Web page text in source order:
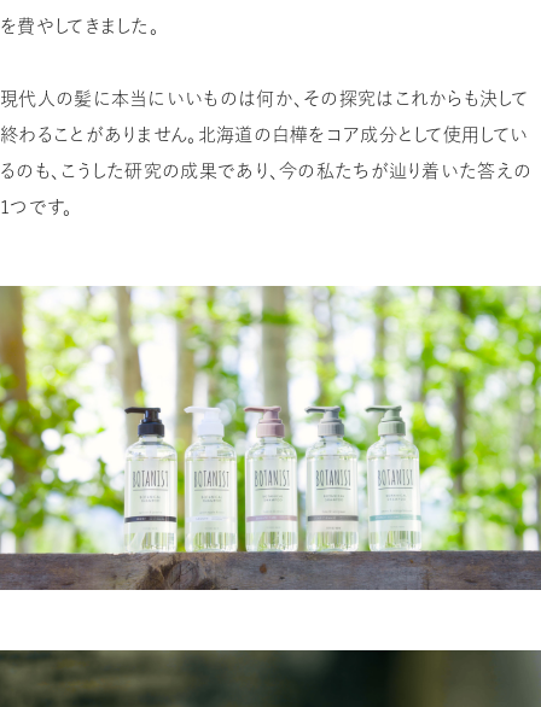
を費やしてきました。
現代人の髪に本当にいいものは何か、その探究はこれからも決して
終わることがありません。北海道の白樺をコア成分として使用してい
るのも、こうした研究の成果であり、今の私たちが辿り着いた答えの
1つです。